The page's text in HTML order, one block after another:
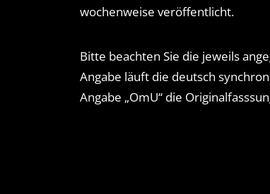
wochenweise veröffentlicht.
Bitte beachten Sie die jeweils
Angabe läuft die deutsch
Angabe „OmU“ die